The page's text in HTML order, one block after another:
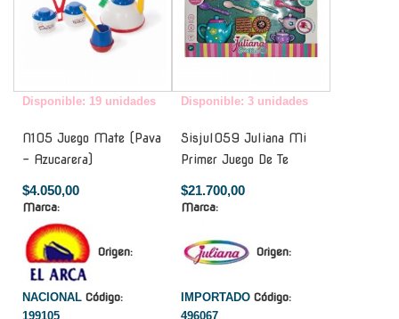
Disponible: 19 unidades
N105 Juego Mate (Pava
- Azucarera)
$4.050,00
Marca:
Origen:
NACIONAL Código:
199105
Disponible: 3 unidades
Sisjul059 Juliana Mi
Primer Juego De Te
$21.700,00
Marca:
Origen:
IMPORTADO Código:
496067